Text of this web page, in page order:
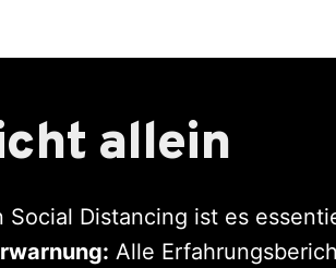
allein
Social Distancing ist es
Alle